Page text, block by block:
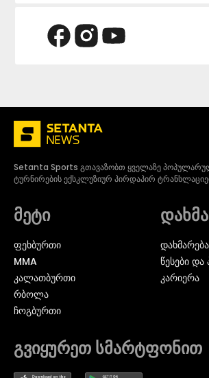
Setanta Sports გთავაზობთ ყველაზე
ტურნირების ექსკლუზიურ პირდაპირ
მეტი
ᲤᲔᲮᲑᲣᲠᲗᲘ
MMA
ᲙᲐᲚᲐᲗᲑᲣᲠᲗᲘ
ᲠᲑᲝᲚᲐ
ᲩᲝᲒᲑᲣᲠᲗᲘ
დახმარება
წესები და
კარიერა
გვიყურეთ სმარტფონით